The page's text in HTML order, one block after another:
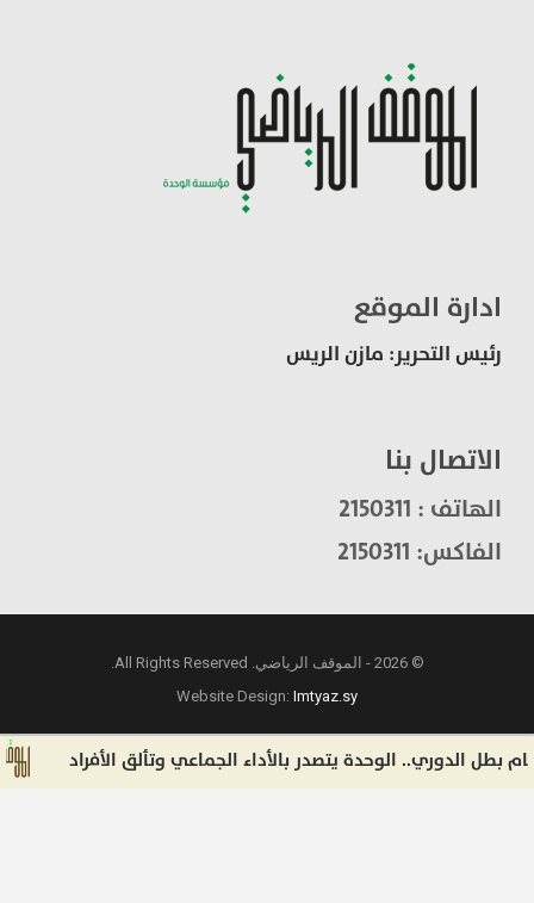
ادارة الموقع
رئيس التحرير: مازن الريس
الاتصال بنا
الهاتف : 2150311
الفاكس: 2150311
© 2026 - الموقف الرياضي. All Rights Reserved.
Website Design:Imtyaz.sy
الدوري.. الوحدة يتصدر بالأداء الجماعي وتألق الأفراد